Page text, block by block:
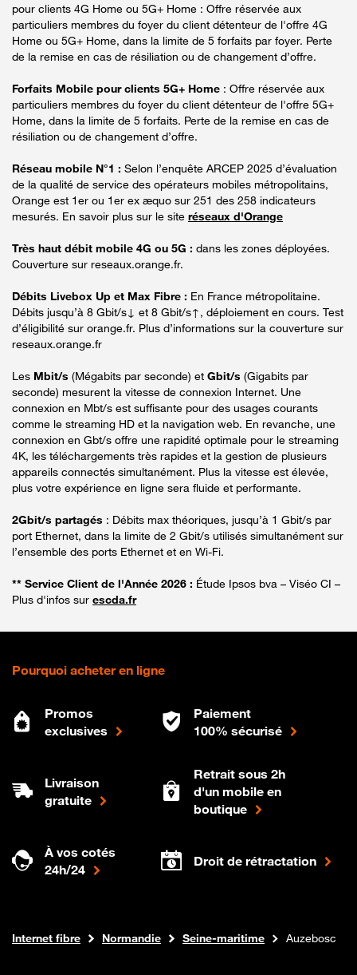
pour clients 4G Home ou 5G+ Home : Offre réservée aux
particuliers membres du foyer du client détenteur de l'offre 4G
Home ou 5G+ Home, dans la limite de 5 forfaits par foyer. Perte
de la remise en cas de résiliation ou de changement d’offre.
Forfaits Mobile pour clients 5G+ Home : Offre réservée aux
particuliers membres du foyer du client détenteur de l'offre 5G+
Home, dans la limite de 5 forfaits. Perte de la remise en cas de
résiliation ou de changement d’offre.
Réseau mobile N°1 : Selon l’enquête ARCEP 2025 d’évaluation
de la qualité de service des opérateurs mobiles métropolitains,
Orange est 1er ou 1er ex æquo sur 251 des 258 indicateurs
mesurés. En savoir plus sur le site réseaux d'Orange
Très haut débit mobile 4G ou 5G : dans les zones déployées.
Couverture sur reseaux.orange.fr.
Débits Livebox Up et Max Fibre : En France métropolitaine.
Débits jusqu’à 8 Gbit/s↓ et 8 Gbit/s↑, déploiement en cours. Test
d’éligibilité sur orange.fr. Plus d’informations sur la couverture sur
reseaux.orange.fr
Les Mbit/s (Mégabits par seconde) et Gbit/s (Gigabits par
seconde) mesurent la vitesse de connexion Internet. Une
connexion en Mbt/s est suffisante pour des usages courants
comme le streaming HD et la navigation web. En revanche, une
connexion en Gbt/s offre une rapidité optimale pour le streaming
4K, les téléchargements très rapides et la gestion de plusieurs
appareils connectés simultanément. Plus la vitesse est élevée,
plus votre expérience en ligne sera fluide et performante.
2Gbit/s partagés : Débits max théoriques, jusqu’à 1 Gbit/s par
port Ethernet, dans la limite de 2 Gbit/s utilisés simultanément sur
l’ensemble des ports Ethernet et en Wi-Fi.
** Service Client de l'Année 2026 : Étude Ipsos bva – Viséo CI –
Plus d'infos sur escda.fr
Pourquoi acheter en ligne
Promos
exclusives
Paiement
100% sécurisé
Livraison
gratuite
Retrait sous 2h
d'un mobile en
boutique
À vos cotés
24h/24
Droit de rétractation
Boutique Orange
Internet fibre Normandie Seine-maritime Auzebosc